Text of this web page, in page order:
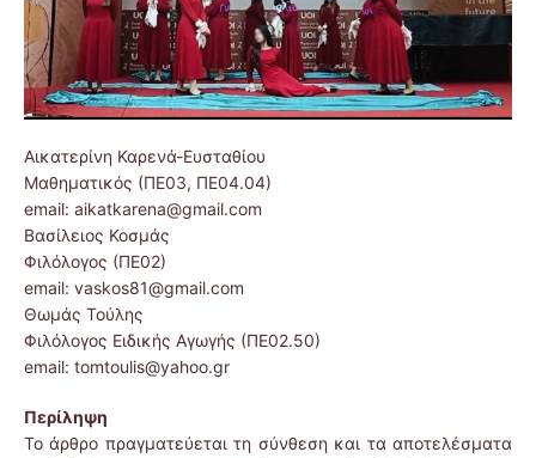
Αικατερίνη Καρενά-Ευσταθίου
Μαθηματικός (ΠΕ03, ΠΕ04.04)
email: aikatkarena@gmail.com
Βασίλειος Κοσμάς
Φιλόλογος (ΠΕ02)
email: vaskos81@gmail.com
Θωμάς Τούλης
Φιλόλογος Ειδικής Αγωγής (ΠΕ02.50)
email: tomtoulis@yahoo.gr
Περίληψη
Το άρθρο πραγματεύεται τη σύνθεση και τα αποτελέσματα